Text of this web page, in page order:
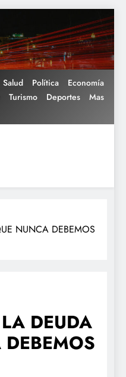
Salud Política
Economía
Turismo Deportes Mas
NUNCA DEBEMOS
DEUDA